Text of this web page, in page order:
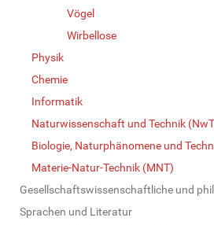
Vögel
Wirbellose
Physik
Chemie
Informatik
Naturwissenschaft und Technik
Biologie, Naturphänomene und
Materie-Natur-Technik (MNT)
Gesellschaftswissenschaftliche und
Sprachen und Literatur